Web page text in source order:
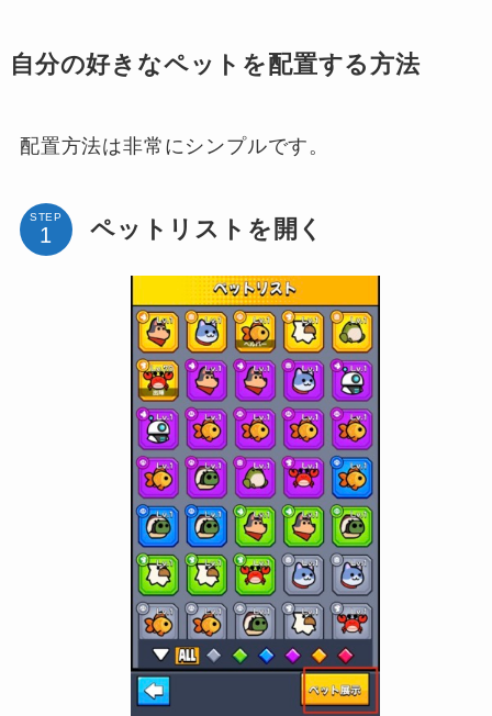
自分の好きなペットを配置する方法
配置方法は非常にシンプルです。
STEP ペットリストを開く